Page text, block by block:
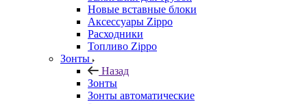
Новые вставные блоки
Аксессуары Zippo
Расходники
Топливо Zippo
Зонты
Назад
Зонты
Зонты автоматические